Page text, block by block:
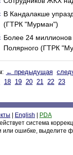
В Кандалакше
(ГТРК "Мурман")
Более 24 миллионов
Полярного (ГТРК
: ← предыдущая
18 19 20 21 22 23
English
PDA
система
или ошибке, выделите